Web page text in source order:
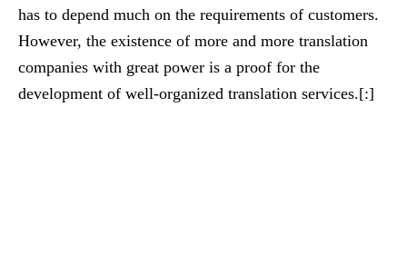
has to depend much on the requirements of customers.
However, the existence of more and more translation
companies with great power is a proof for the
development of well-organized translation services.[:]